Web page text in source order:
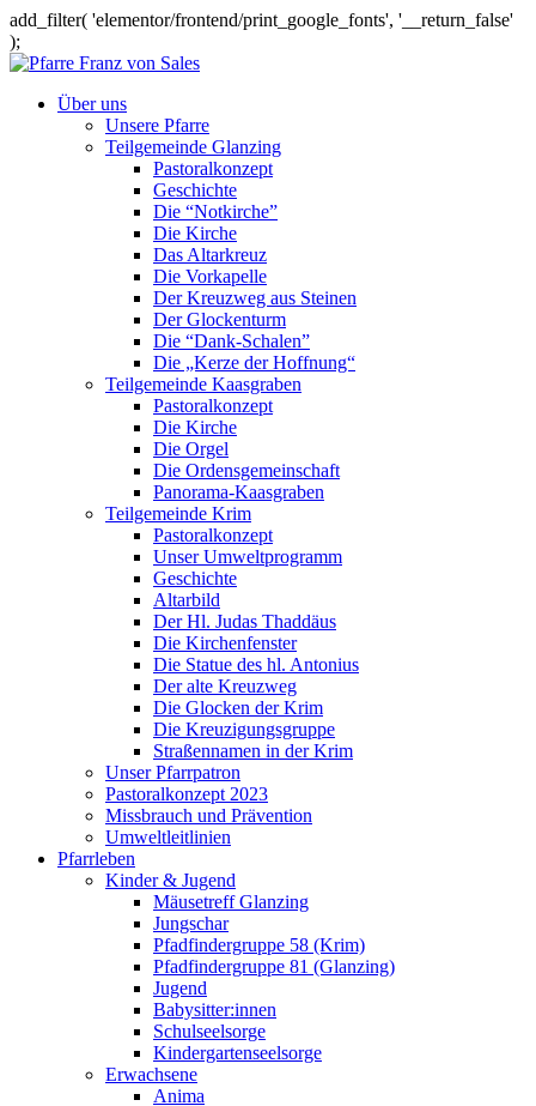
add_filter( 'elementor/frontend/print_google_fonts', '__return_false'
);
Über uns
Unsere Pfarre
Teilgemeinde Glanzing
Pastoralkonzept
Geschichte
Die “Notkirche”
Die Kirche
Das Altarkreuz
Die Vorkapelle
Der Kreuzweg aus Steinen
Der Glockenturm
Die “Dank-Schalen”
Die „Kerze der Hoffnung“
Teilgemeinde Kaasgraben
Pastoralkonzept
Die Kirche
Die Orgel
Die Ordensgemeinschaft
Panorama-Kaasgraben
Teilgemeinde Krim
Pastoralkonzept
Unser Umweltprogramm
Geschichte
Altarbild
Der Hl. Judas Thaddäus
Die Kirchenfenster
Die Statue des hl. Antonius
Der alte Kreuzweg
Die Glocken der Krim
Die Kreuzigungsgruppe
Straßennamen in der Krim
Unser Pfarrpatron
Pastoralkonzept 2023
Missbrauch und Prävention
Umweltleitlinien
Pfarrleben
Kinder & Jugend
Mäusetreff Glanzing
Jungschar
Pfadfindergruppe 58 (Krim)
Pfadfindergruppe 81 (Glanzing)
Jugend
Babysitter:innen
Schulseelsorge
Kindergartenseelsorge
Erwachsene
Anima